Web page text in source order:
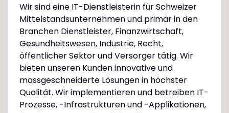
Wir sind eine IT-Dienstleisterin für Schweizer
Mittelstandsunternehmen und primär in den
Branchen Dienstleister, Finanzwirtschaft,
Gesundheitswesen, Industrie, Recht,
öffentlicher Sektor und Versorger tätig. Wir
bieten unseren Kunden innovative und
massgeschneiderte Lösungen in höchster
Qualität. Wir implementieren und betreiben IT-
Prozesse, -Infrastrukturen und -Applikationen,